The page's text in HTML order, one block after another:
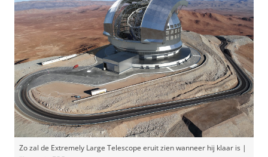
Zo zal de Extremely Large Telescope eruit zien wanneer hij klaar is |